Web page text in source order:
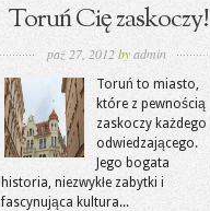
Toruń Cię zaskoczy!
paź 27, 2012by admin
Toruń to miasto,
które z pewnością
zaskoczy każdego
odwiedzającego.
Jego bogata
historia, niezwykłe zabytki i
fascynująca kultura...